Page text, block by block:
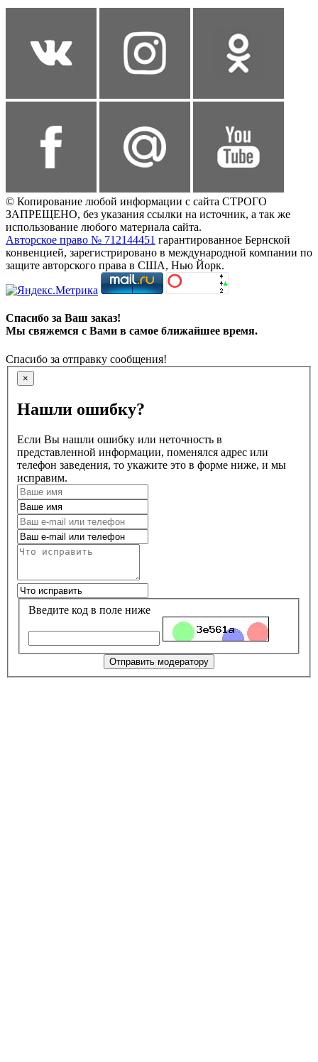
© Копирование любой информации с сайта СТРОГО
ЗАПРЕЩЕНО, без указания ссылки на источник, а так же
использование любого материала сайта.
Авторское право № 712144451 гарантированное Бернской
конвенцией, зарегистрировано в международной компании по
защите авторского права в США, Нью Йорк.
Спасибо за Ваш заказ!
Мы свяжемся с Вами в самое ближайшее время.
Спасибо за отправку сообщения!
×
Нашли ошибку?
Если Вы нашли ошибку или неточность в
представленной информации, поменялся адрес или
телефон заведения, то укажите это в форме ниже, и мы
исправим.
Введите код в поле ниже
Отправить модератору